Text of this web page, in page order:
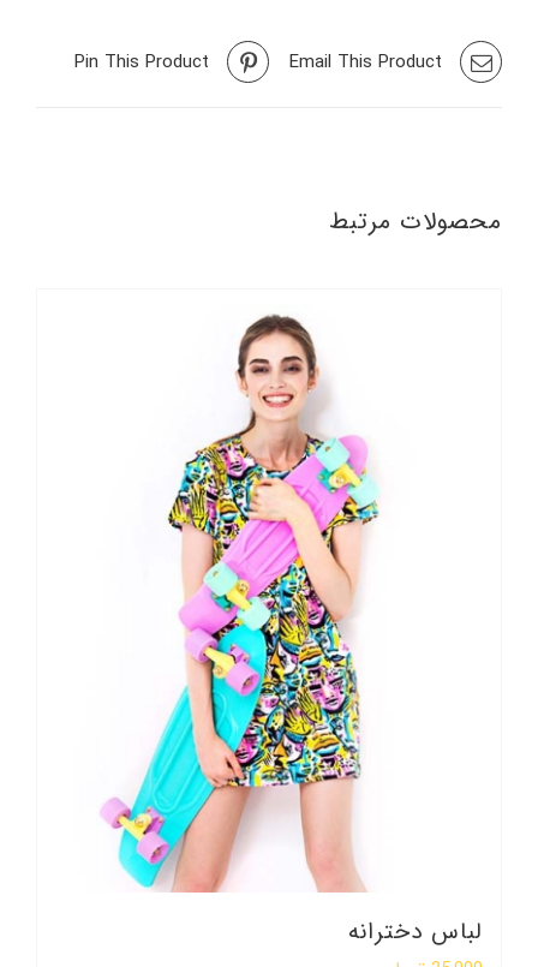
Pin This Product Email This Product
محصولات مرتبط
لباس دخترانه